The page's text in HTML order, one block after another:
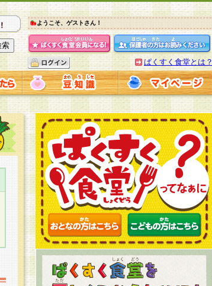
ようこそ、ゲストさん！
ぱくすく食堂とは？